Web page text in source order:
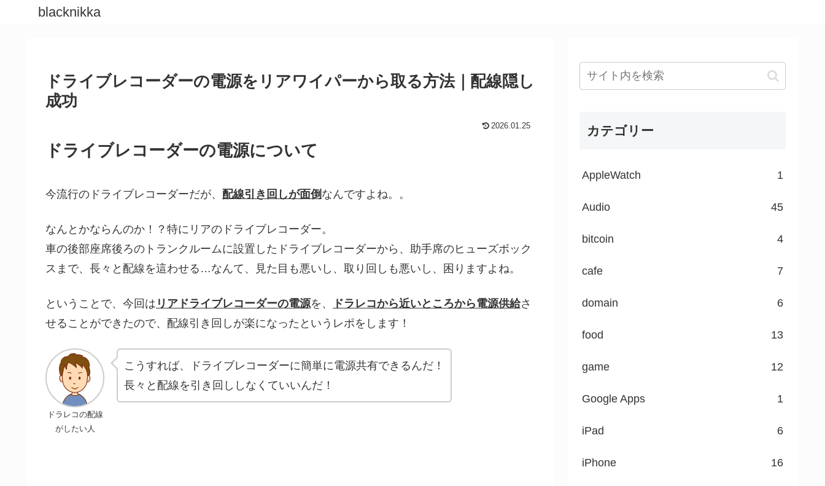
blacknikka
ドライブレコーダーの電源をリアワイパーから取る方法｜配線隠し
成功
2026.01.25
ドライブレコーダーの電源について
今流行のドライブレコーダーだが、 配線引き回しが面倒 なんですよね。。
なんとかならんのか！？特にリアのドライブレコーダー。
車の後部座席後ろのトランクルームに設置したドライブレコーダーから、助手席のヒューズボック
スまで、長々と配線を這わせる…なんて、見た目も悪いし、取り回しも悪いし、困りますよね。
ということで、今回は リアドライブレコーダーの電源を、 ドラレコから近いところから電源供給さ
せることができたので、配線引き回しが楽になったというレポをします！
ドラレコの配線
がしたい人
こうすれば、ドライブレコーダーに簡単に電源共有できるんだ！
長々と配線を引き回ししなくていいんだ！
カテゴリー
AppleWatch 1
Audio 45
bitcoin 4
cafe 7
domain 6
food 13
game 12
Google Apps 1
iPad 6
iPhone 16